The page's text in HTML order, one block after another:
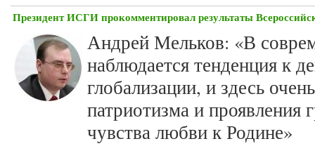
Президент ИСГИ прокомментировал результаты
Андрей Мельков: «В
наблюдается тенденция к
глобализации, и здесь
патриотизма и проявления
чувства любви к Родине»